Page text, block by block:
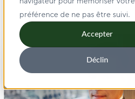
préférence de ne pas être suivi.
Accepter
Déclin